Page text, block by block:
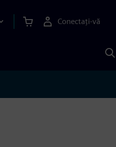
Conectați-vă